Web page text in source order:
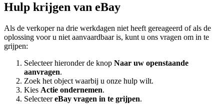
Hulp krijgen van eBay
Als de verkoper na drie werkdagen niet heeft gereageerd of als de
oplossing voor u niet aanvaardbaar is, kunt u ons vragen om in te
grijpen:
Selecteer hieronder de knop Naar uw openstaande
aanvragen.
Zoek het object waarbij u onze hulp wilt.
Kies Actie ondernemen.
SelecteereBay vragen in te grijpen.